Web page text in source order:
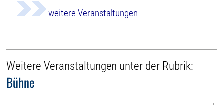
weitere Veranstaltungen
Weitere Veranstaltungen unter der Rubrik:
Bühne